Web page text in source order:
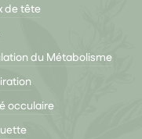
de tête
du Métabolisme
occulaire